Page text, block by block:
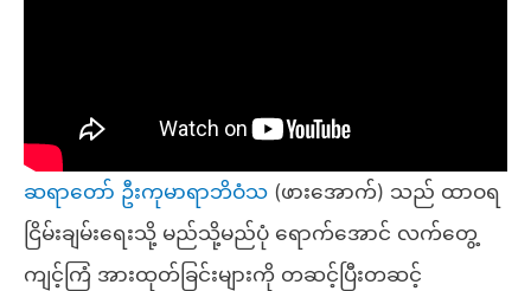
ဆရာတော် ဦးကုမာရာဘိဝံသ (ဖားအောက်) သည် ထာဝရ
ငြိမ်းချမ်းရေးသို့ မည်သို့မည်ပုံ ရောက်အောင် လက်တွေ့
ကျင့်ကြံ အားထုတ်ခြင်းများကို တဆင့်ပြီးတဆင့်